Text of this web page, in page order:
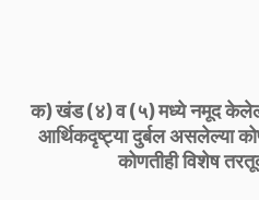
क) खंड (४) व (५) मध्ये नमूद केलेल्या
आर्थिकदृष्ट्या दुर्बल असलेल्या
कोणतीही विशेष